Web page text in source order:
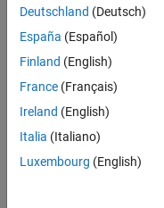
below
such
that if
the
value of
x is in
range
10 to
Deutschland (Deutsch)
España (Español)
Finland (English)
France (Français)
Ireland (English)
Italia (Italiano)
Luxembourg (English)